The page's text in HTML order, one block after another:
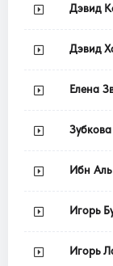
Дэвид
Дэвид
Елена
Ибн
Игорь
Игорь